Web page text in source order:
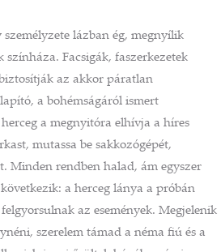
személyzete lázban ég, megnyílik
színháza. Facsigák, faszerkezetek
az akkor páratlan
a bohémságáról ismert
a megnyitóra elhívja a híres
mutassa be sakkozógépét,
Minden rendben halad, ám egyszer
a herceg lánya a próbán
az események. Megjelenik
szerelem támad a néma fiú és a